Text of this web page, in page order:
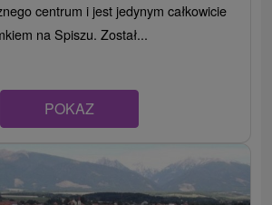
centrum i jest jedynym całkowicie
na Spiszu. Został...
POKAZ